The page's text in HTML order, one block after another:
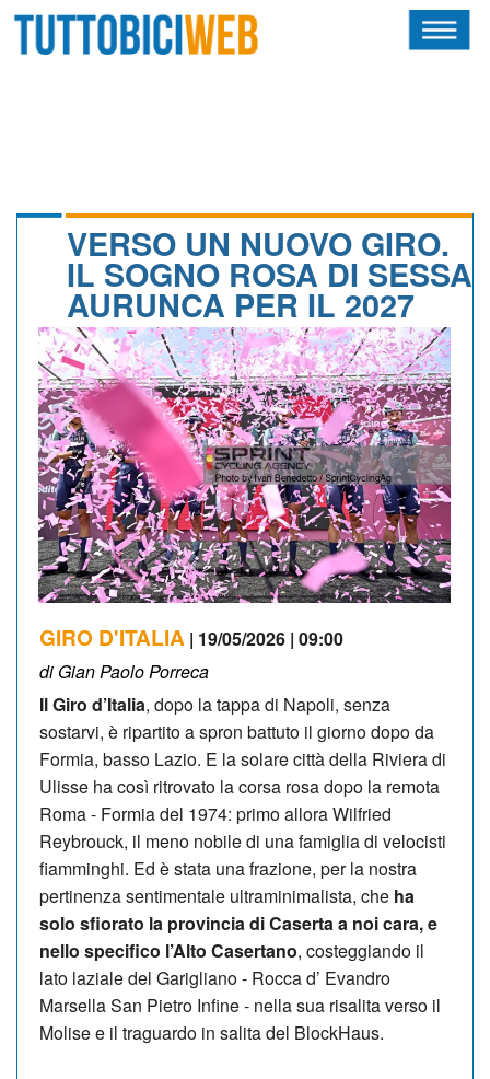
CALENDARIO
OSCAR
ALBI D'ORO
NEWSLETTER
VERSO UN NUOVO GIRO.
IL SOGNO ROSA DI SESSA
AURUNCA PER IL 2027
GIRO D'ITALIA | 19/05/2026 | 09:00
di Gian Paolo Porreca
Il Giro d’Italia, dopo la tappa di Napoli, senza
sostarvi, è ripartito a spron battuto il giorno dopo da
Formia, basso Lazio. E la solare città della Riviera di
Ulisse ha così ritrovato la corsa rosa dopo la remota
Roma - Formia del 1974: primo allora Wilfried
Reybrouck, il meno nobile di una famiglia di velocisti
fiamminghi. Ed è stata una frazione, per la nostra
pertinenza sentimentale ultraminimalista, che ha
solo sfiorato la provincia di Caserta a noi cara, e
nello specifico l’Alto Casertano, costeggiando il
lato laziale del Garigliano - Rocca d’ Evandro
Marsella San Pietro Infine - nella sua risalita verso il
Molise e il traguardo in salita del BlockHaus.